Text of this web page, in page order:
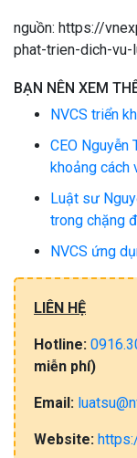
nguồn: https://
phat-trien-dich-
BẠN NÊN XEM
NVCS triển
CEO Nguyễn
khoảng cách
Luật sư
trong chặng
NVCS ứng
LIÊN HỆ
Hotline:
miễn​ phí)
Email:
Website: